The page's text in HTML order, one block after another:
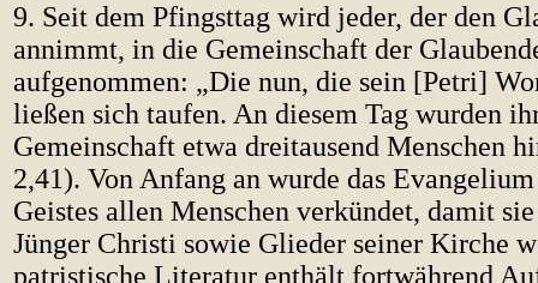
9. Seit dem Pfingsttag wird jeder, der den
annimmt, in die Gemeinschaft der
aufgenommen: „Die nun, die sein [Petri]
ließen sich taufen. An diesem Tag wurden
Gemeinschaft etwa dreitausend Menschen
2,41). Von Anfang an wurde das
Geistes allen Menschen verkündet, damit
Jünger Christi sowie Glieder seiner Kirche
patristische Literatur enthält fortwährend